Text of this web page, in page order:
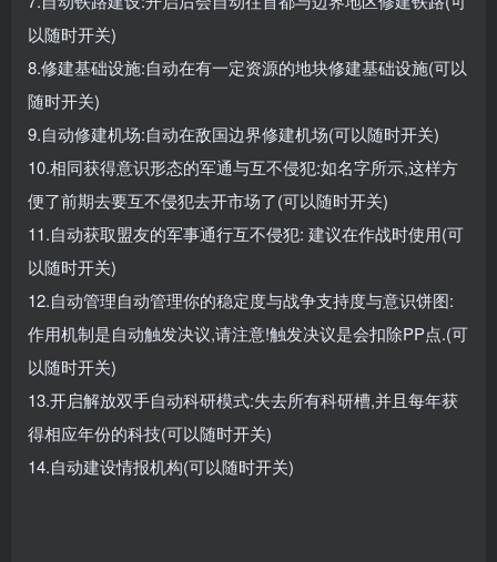
以随时开关)
8.修建基础设施:自动在有一定资源的地块修建基础设施(可以
随时开关)
9.自动修建机场:自动在敌国边界修建机场(可以随时开关)
10.相同获得意识形态的军通与互不侵犯:如名字所示,这样方
便了前期去要互不侵犯去开市场了(可以随时开关)
11.自动获取盟友的军事通行互不侵犯: 建议在作战时使用(可
以随时开关)
12.自动管理自动管理你的稳定度与战争支持度与意识饼图:
作用机制是自动触发决议,请注意!触发决议是会扣除PP点.(可
以随时开关)
13.开启解放双手自动科研模式:失去所有科研槽,并且每年获
得相应年份的科技(可以随时开关)
14.自动建设情报机构(可以随时开关)